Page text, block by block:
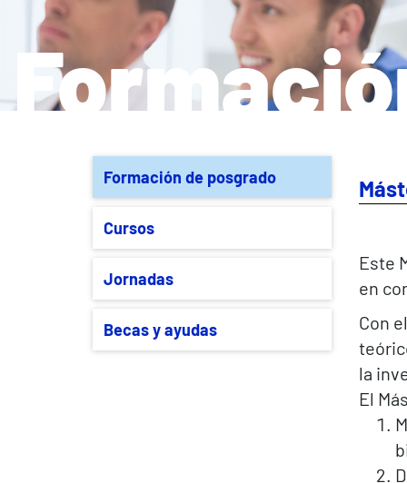
Formación de posgrado
Cursos
Jornadas
Becas y ayudas
Este
en
Con
la
El